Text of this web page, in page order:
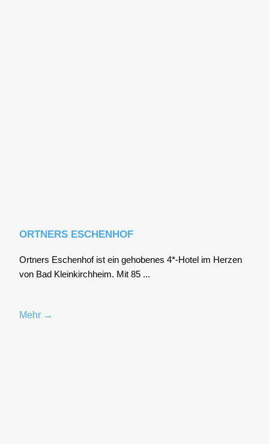
ORTNERS ESCHENHOF
Ort­ners Eschen­hof ist ein geho­be­nes 4*-Hotel im Her­zen
von Bad Klein­kirch­heim. Mit 85 ...
Mehr →